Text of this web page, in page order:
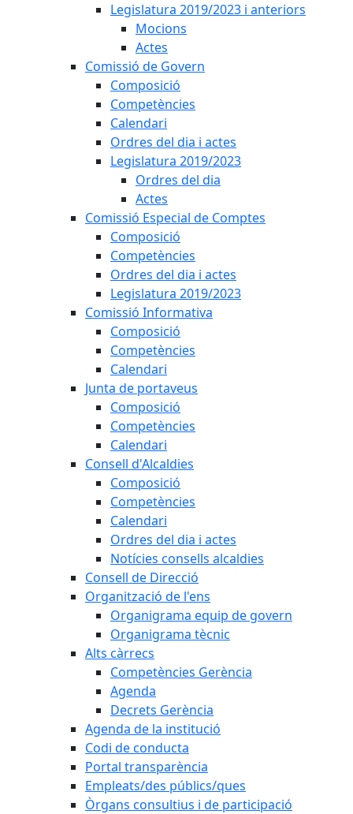
Legislatura 2019/2023 i anteriors
Mocions
Actes
Comissió de Govern
Composició
Competències
Calendari
Ordres del dia i actes
Legislatura 2019/2023
Ordres del dia
Actes
Comissió Especial de Comptes
Composició
Competències
Ordres del dia i actes
Legislatura 2019/2023
Comissió Informativa
Composició
Competències
Calendari
Junta de portaveus
Composició
Competències
Calendari
Consell d'Alcaldies
Composició
Competències
Calendari
Ordres del dia i actes
Notícies consells alcaldies
Consell de Direcció
Organització de l'ens
Organigrama equip de govern
Organigrama tècnic
Alts càrrecs
Competències Gerència
Agenda
Decrets Gerència
Agenda de la institució
Codi de conducta
Portal transparència
Empleats/des públics/ques
Òrgans consultius i de participació